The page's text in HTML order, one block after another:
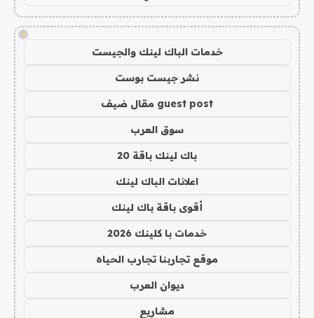
!
خدمات الباك لينك والجيست
نشر جيست بوست
guest post مقال ضيف
سوق العرب
باك لينك باقة 20
اعلانات الباك لينك
أقوى باقة باك لينك
خدمات با كلينك 2026
موقع تجاربنا تجارب الحياه
ديوان العرب
مشاريع